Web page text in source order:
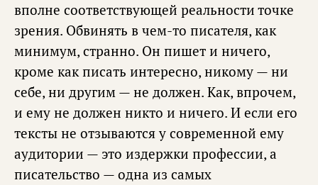
вполне соответствующей реальности точке
зрения. Обвинять в чем-то писателя, как
минимум, странно. Он пишет и ничего,
кроме как писать интересно, никому — ни
себе, ни другим — не должен. Как, впрочем,
и ему не должен никто и ничего. И если его
тексты не отзываются у современной ему
аудитории — это издержки профессии, а
писательство — одна из самых